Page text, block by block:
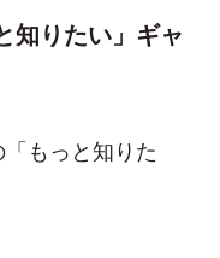
知りたい」ギャ
もっと知りた